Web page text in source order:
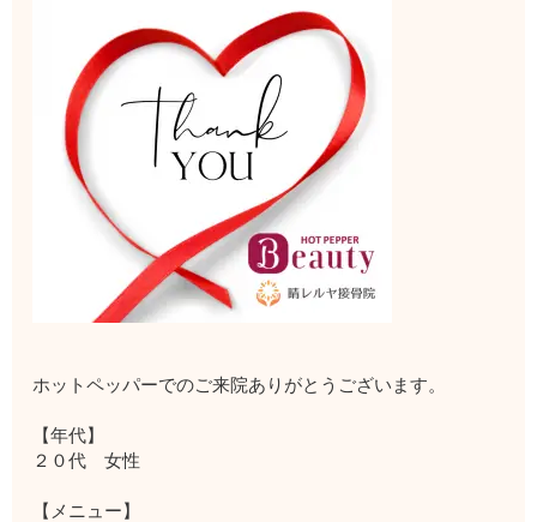
ホットペッパーでのご来院ありがとうございます。
【年代】
２０代 女性
【メニュー】